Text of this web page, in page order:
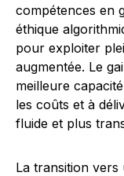
compétences en
éthique
pour exploiter
augmentée. Le
meilleure
les coûts et à
fluide et plus
La transition vers